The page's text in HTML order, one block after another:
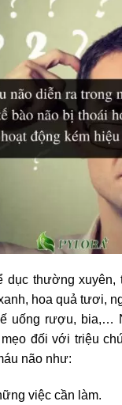
dục thường
hoa quả tươi,
uống rượu, bia,…
đối với triệu
não như:
việc cần làm.